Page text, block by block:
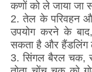
कणों को ले जाया जा
2. तेल के परिवहन
उपयोग करने के
सकता है और हैंडलिंग
3. सिंगल बैरल चक,